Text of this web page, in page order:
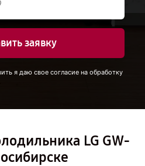
заявку
я даю свое согласие на обработку
LG GW-